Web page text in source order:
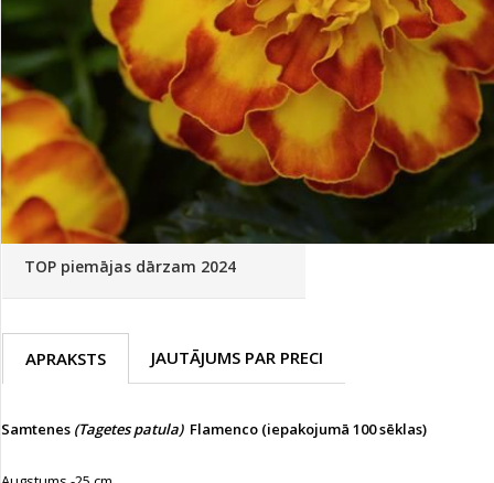
Palīglīdzekļi augu audzēšanai (72)
Klientu Diena
Novatec - izcils mēslošanai arī
sezonas otrajā pusē!
Piedāvājums ābeļdārziem
TOP piemājas dārzam 2024
APRAKSTS JAUTĀJUMS PAR PRECI
Samtenes (Tagetes patula)Flamenco (iepakojumā 100 sēklas)